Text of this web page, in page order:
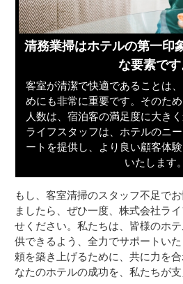
清務業掃はホテルの第一印
な要素です
客室が清潔で快適であることは
めにも非常に重要です。そのた
人数は、宿泊客の満足度に大き
ライフスタッフは、ホテルのニ
ートを提供し、より良い顧客体
いたします。
もし、客室清掃のスタッフ不足で
ましたら、ぜひ一度、株式会社ラ
せください。私たちは、皆様のホ
供できるよう、全力でサポートい
頼を築き上げるために、共に力を
なたのホテルの成功を、私たちが支